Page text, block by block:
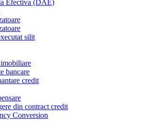
Efectiva (DAE)
silit
bancare
credit
din contract credit
Conversion